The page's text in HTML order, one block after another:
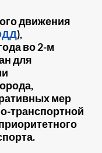
движения
),
во 2-м
для
мер
транспортной